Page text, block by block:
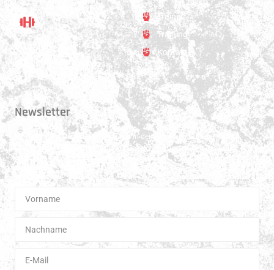
Standort
Hauptstrasse 31
3250 Lyss
Trainer
Training
Kontakt
Newsletter
Erhalte 1x pro Quartal unsere News in dein Postfach. Darüber hinaus
teilen wir gerne Spannendes und Lehrreiches aus der Welt des Muay Thai
Boxen.